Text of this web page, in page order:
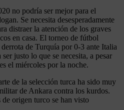
no podría ser mejor para el
Se necesita desesperadamente
distraer la atención de los graves
en casa. El torneo de fútbol
de Turquía por 0-3 ante Italia
justo lo que se necesita, a pesar
el miércoles por la noche.
de la selección turca ha sido muy
de Ankara contra los kurdos.
origen turco se han visto